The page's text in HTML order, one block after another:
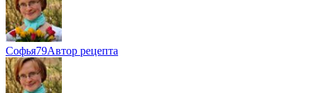
Софья79Автор рецепта